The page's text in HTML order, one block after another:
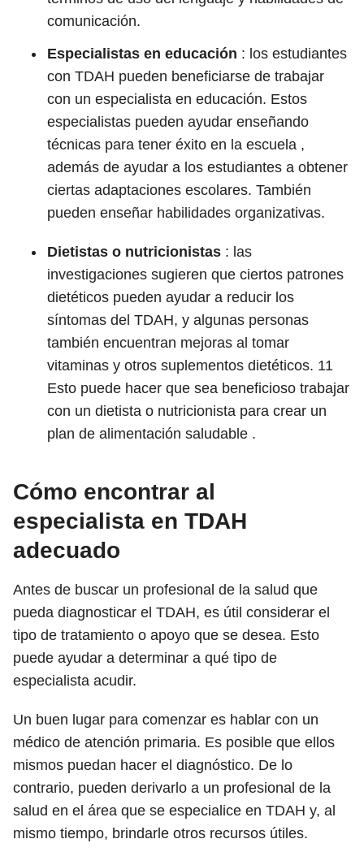
comunicación.
Especialistas en educación : los estudiantes
con TDAH pueden beneficiarse de trabajar
con un especialista en educación. Estos
especialistas pueden ayudar enseñando
técnicas para tener éxito en la escuela ,
además de ayudar a los estudiantes a obtener
ciertas adaptaciones escolares. También
pueden enseñar habilidades organizativas.
Dietistas o nutricionistas : las
investigaciones sugieren que ciertos patrones
dietéticos pueden ayudar a reducir los
síntomas del TDAH, y algunas personas
también encuentran mejoras al tomar
vitaminas y otros suplementos dietéticos. 11
Esto puede hacer que sea beneficioso trabajar
con un dietista o nutricionista para crear un
plan de alimentación saludable .
Cómo encontrar al
especialista en TDAH
adecuado
Antes de buscar un profesional de la salud que
pueda diagnosticar el TDAH, es útil considerar el
tipo de tratamiento o apoyo que se desea. Esto
puede ayudar a determinar a qué tipo de
especialista acudir.
Un buen lugar para comenzar es hablar con un
médico de atención primaria. Es posible que ellos
mismos puedan hacer el diagnóstico. De lo
contrario, pueden derivarlo a un profesional de la
salud en el área que se especialice en TDAH y, al
mismo tiempo, brindarle otros recursos útiles.